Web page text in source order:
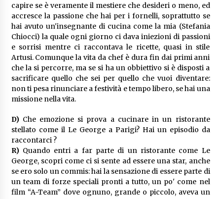
capire se è veramente il mestiere che desideri o meno, ed
accresce la passione che hai per i fornelli, soprattutto se
hai avuto un'insegnante di cucina come la mia (Stefania
Chiocci) la quale ogni giorno ci dava iniezioni di passioni
e sorrisi mentre ci raccontava le ricette, quasi in stile
Artusi. Comunque la vita da chef è dura fin dai primi anni
che la si percorre, ma se si ha un obbiettivo si è disposti a
sacrificare quello che sei per quello che vuoi diventare:
non ti pesa rinunciare a festività e tempo libero, se hai una
missione nella vita.
D)Che emozione si prova a cucinare in un ristorante
stellato come il Le George a Parigi? Hai un episodio da
raccontarci ?
R)Quando entri a far parte di un ristorante come Le
George, scopri come ci si sente ad essere una star, anche
se ero solo un commis: hai la sensazione di essere parte di
un team di forze speciali pronti a tutto, un po' come nel
film “A-Team” dove ognuno, grande o piccolo, aveva un